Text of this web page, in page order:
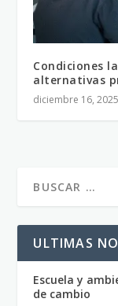
Condiciones
alternativas
diciembre 16, 2025
ULTIMAS
Escuela y
de cambio